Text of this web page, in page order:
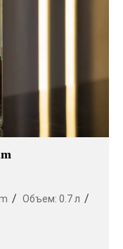
Объем: 0.7 л